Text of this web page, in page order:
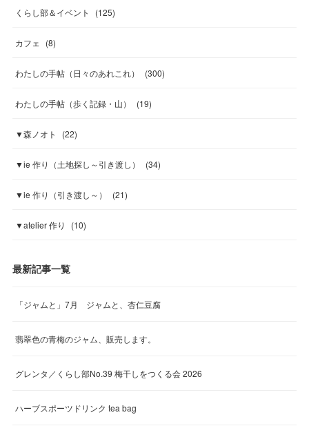
くらし部＆イベント (125)
カフェ (8)
わたしの手帖（日々のあれこれ） (300)
わたしの手帖（歩く記録・山） (19)
▼森ノオト (22)
▼ie 作り（土地探し～引き渡し） (34)
▼ie 作り（引き渡し～） (21)
▼atelier 作り (10)
最新記事一覧
「ジャムと」7月 ジャムと、杏仁豆腐
翡翠色の青梅のジャム、販売します。
グレンタ／くらし部No.39 梅干しをつくる会 2026
ハーブスポーツドリンク tea bag